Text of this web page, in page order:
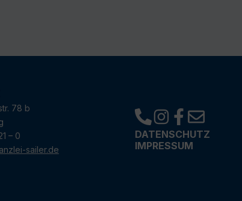
78 b
– 0
sailer.de
DATENSCHUTZ
IMPRESSUM